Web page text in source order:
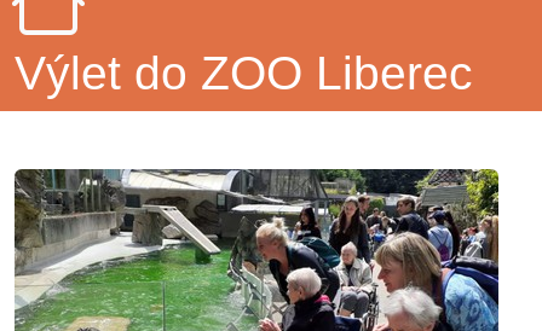
Výlet do ZOO Liberec